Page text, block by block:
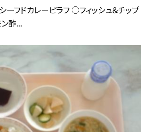
フドカレーピラフ ○フィッシュ＆チップ
酢...